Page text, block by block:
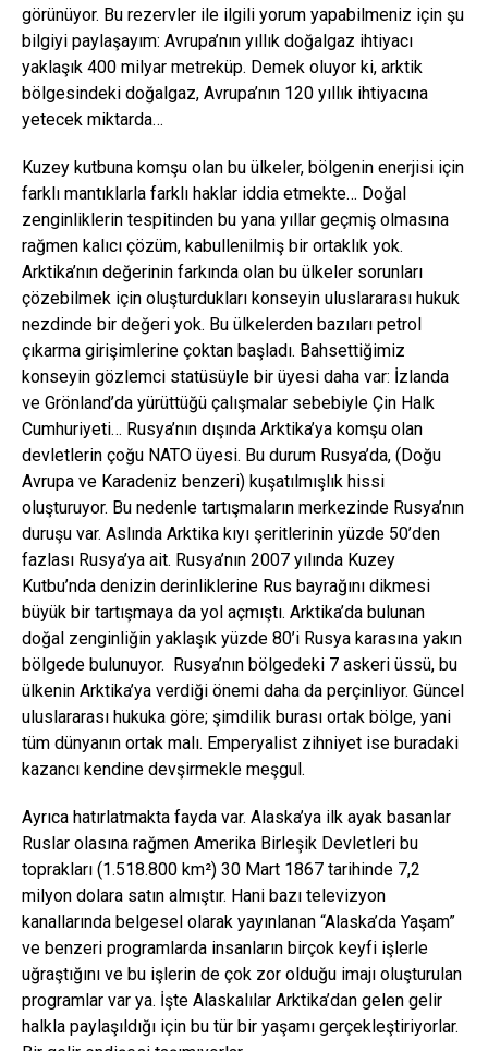
görünüyor. Bu rezervler ile ilgili yorum yapabilmeniz için şu
bilgiyi paylaşayım: Avrupa’nın yıllık doğalgaz ihtiyacı
yaklaşık 400 milyar metreküp. Demek oluyor ki, arktik
bölgesindeki doğalgaz, Avrupa’nın 120 yıllık ihtiyacına
yetecek miktarda…
Kuzey kutbuna komşu olan bu ülkeler, bölgenin enerjisi için
farklı mantıklarla farklı haklar iddia etmekte… Doğal
zenginliklerin tespitinden bu yana yıllar geçmiş olmasına
rağmen kalıcı çözüm, kabullenilmiş bir ortaklık yok.
Arktika’nın değerinin farkında olan bu ülkeler sorunları
çözebilmek için oluşturdukları konseyin uluslararası hukuk
nezdinde bir değeri yok. Bu ülkelerden bazıları petrol
çıkarma girişimlerine çoktan başladı. Bahsettiğimiz
konseyin gözlemci statüsüyle bir üyesi daha var: İzlanda
ve Grönland’da yürüttüğü çalışmalar sebebiyle Çin Halk
Cumhuriyeti… Rusya’nın dışında Arktika’ya komşu olan
devletlerin çoğu NATO üyesi. Bu durum Rusya’da, (Doğu
Avrupa ve Karadeniz benzeri) kuşatılmışlık hissi
oluşturuyor. Bu nedenle tartışmaların merkezinde Rusya’nın
duruşu var. Aslında Arktika kıyı şeritlerinin yüzde 50’den
fazlası Rusya’ya ait. Rusya’nın 2007 yılında Kuzey
Kutbu’nda denizin derinliklerine Rus bayrağını dikmesi
büyük bir tartışmaya da yol açmıştı. Arktika’da bulunan
doğal zenginliğin yaklaşık yüzde 80’i Rusya karasına yakın
bölgede bulunuyor. Rusya’nın bölgedeki 7 askeri üssü, bu
ülkenin Arktika’ya verdiği önemi daha da perçinliyor. Güncel
uluslararası hukuka göre; şimdilik burası ortak bölge, yani
tüm dünyanın ortak malı. Emperyalist zihniyet ise buradaki
kazancı kendine devşirmekle meşgul.
Ayrıca hatırlatmakta fayda var. Alaska’ya ilk ayak basanlar
Ruslar olasına rağmen Amerika Birleşik Devletleri bu
toprakları (1.518.800 km²) 30 Mart 1867 tarihinde 7,2
milyon dolara satın almıştır. Hani bazı televizyon
kanallarında belgesel olarak yayınlanan “Alaska’da Yaşam”
ve benzeri programlarda insanların birçok keyfi işlerle
uğraştığını ve bu işlerin de çok zor olduğu imajı oluşturulan
programlar var ya. İşte Alaskalılar Arktika’dan gelen gelir
halkla paylaşıldığı için bu tür bir yaşamı gerçekleştiriyorlar.